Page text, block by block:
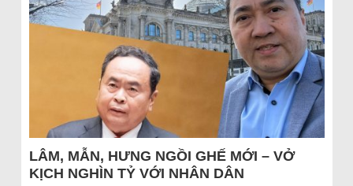
LÂM, MẪN, HƯNG NGỒI GHẾ MỚI – VỞ
KỊCH NGHÌN TỶ VỚI NHÂN DÂN